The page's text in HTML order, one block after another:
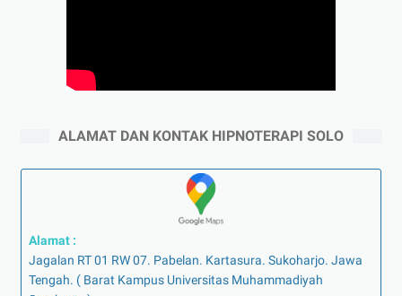
ALAMAT DAN KONTAK HIPNOTERAPI SOLO
Alamat :
Jagalan RT 01 RW 07. Pabelan. Kartasura. Sukoharjo. Jawa
Tengah. ( Barat Kampus Universitas Muhammadiyah